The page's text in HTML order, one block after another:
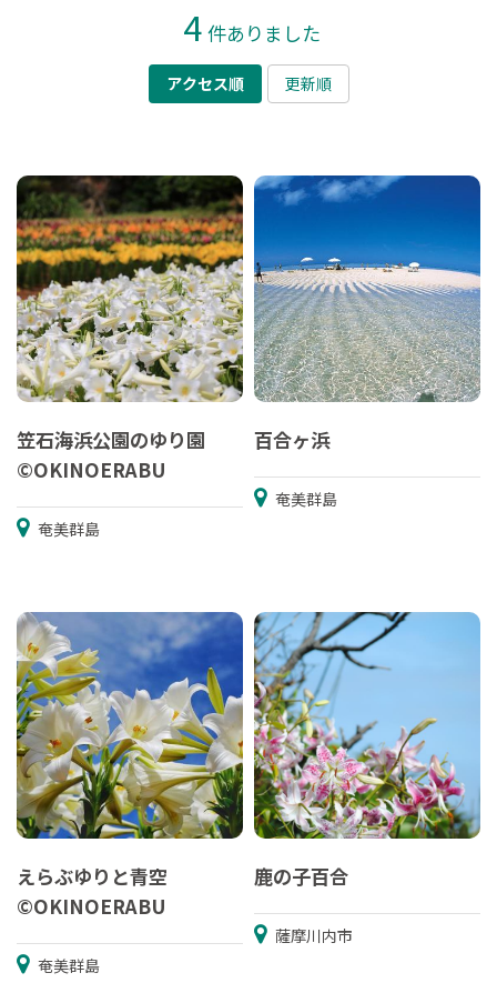
4 件ありました
アクセス順 更新順
笠石海浜公園のゆり園
©OKINOERABU
奄美群島
百合ヶ浜
奄美群島
えらぶゆりと青空
©OKINOERABU
奄美群島
鹿の子百合
薩摩川内市